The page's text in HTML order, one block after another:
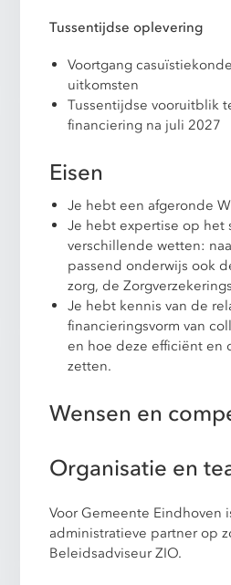
Tussentijdse oplevering
Voortgang
uitkomsten
Tussentijdse vooruitblik
financiering na juli 2027
Eisen
Je hebt een afgeronde
Je hebt expertise op het
verschillende wetten:
passend onderwijs ook
zorg, de
Je hebt kennis van de
financieringsvorm van
en hoe deze efficiënt en
zetten.
Wensen en
Organisatie en
Voor Gemeente Eindhoven
administratieve partner op
Beleidsadviseur ZIO.